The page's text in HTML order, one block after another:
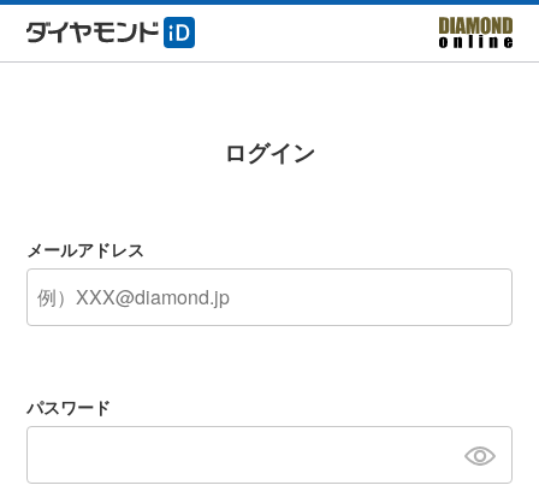
ログイン
メールアドレス
パスワード